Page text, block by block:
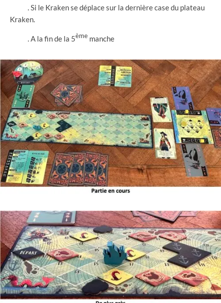
. Si le Kraken se déplace sur la dernière case du plateau
Kraken.
. A la fin de la 5ème manche